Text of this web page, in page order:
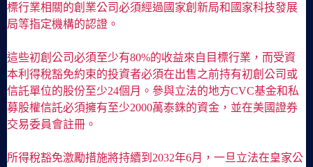
標行業相關的創業公司必須經過國家創新局和國家科技發展
局等指定機構的認證。
這些初創公司必須至少有80%的收益來自目標行業，而受資
本利得稅豁免約束的投資者必須在出售之前持有初創公司或
信託單位的股份至少24個月。參與立法的地方CVC基金和私
募股權信託必須擁有至少2000萬泰銖的資金，並在美國證券
交易委員會註冊。
所得稅豁免激勵措施將持續到2032年6月，一旦立法在皇家公